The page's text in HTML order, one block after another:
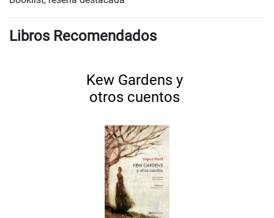
Libros Recomendados
Kew Gardens y
otros cuentos